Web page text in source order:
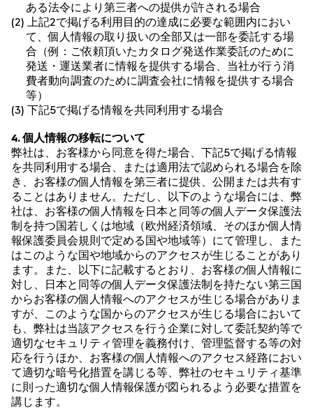
ある法令により第三者への提供が許される場合
(2) 上記2で掲げる利用目的の達成に必要な範囲内におい
て、個人情報の取り扱いの全部又は一部を委託する場
合（例：ご依頼頂いたカタログ発送作業委託のために
発送・運送業者に情報を提供する場合、当社が行う消
費者動向調査のために調査会社に情報を提供する場合
等）
(3) 下記5で掲げる情報を共同利用する場合
4. 個人情報の移転について
弊社は、お客様から同意を得た場合、下記5で掲げる情報
を共同利用する場合、または適用法で認められる場合を除
き、お客様の個人情報を第三者に提供、公開または共有す
ることはありません。ただし、以下のような場合には、弊
社は、お客様の個人情報を日本と同等の個人データ保護法
制を持つ国若しくは地域（欧州経済領域、そのほか個人情
報保護委員会規則で定める国や地域等）にて管理し、また
はこのような国や地域からのアクセスが生じることがあり
ます。また、以下に記載するとおり、お客様の個人情報に
対し、日本と同等の個人データ保護法制を持たない第三国
からお客様の個人情報へのアクセスが生じる場合がありま
すが、このような国からのアクセスが生じる場合において
も、弊社は当該アクセスを行う企業に対して委託契約等で
適切なセキュリティ管理を義務付け、管理監督する等の対
応を行うほか、お客様の個人情報へのアクセス経路におい
て適切な暗号化措置を講じる等、弊社のセキュリティ基準
に則った適切な個人情報保護が図られるよう必要な措置を
講じます。